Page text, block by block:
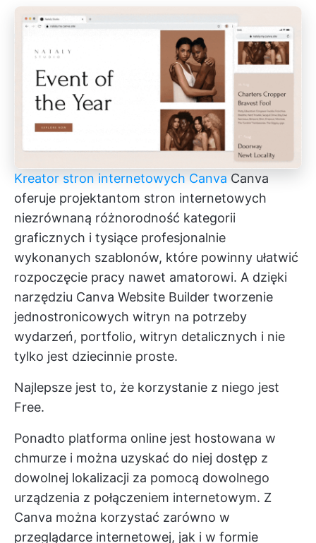
Kreator stron internetowych Canva Canva
oferuje projektantom stron internetowych
niezrównaną różnorodność kategorii
graficznych i tysiące profesjonalnie
wykonanych szablonów, które powinny ułatwić
rozpoczęcie pracy nawet amatorowi. A dzięki
narzędziu Canva Website Builder tworzenie
jednostronicowych witryn na potrzeby
wydarzeń, portfolio, witryn detalicznych i nie
tylko jest dziecinnie proste.
Najlepsze jest to, że korzystanie z niego jest
Free.
Ponadto platforma online jest hostowana w
chmurze i można uzyskać do niej dostęp z
dowolnej lokalizacji za pomocą dowolnego
urządzenia z połączeniem internetowym. Z
Canva można korzystać zarówno w
przeglądarce internetowej, jak i w formie